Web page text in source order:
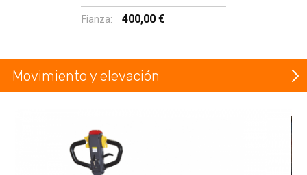
Fianza: 400,00 €
Movimiento y elevación